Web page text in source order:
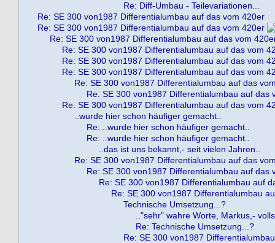
Re: Diff-Umbau - Teilevariationen...
Re: SE 300 von1987 Differentialumbau auf das vom 420er
Re: SE 300 von1987 Differentialumbau auf das vom 420er
Re: SE 300 von1987 Differentialumbau auf das vom
Re: SE 300 von1987 Differentialumbau auf das vom
Re: SE 300 von1987 Differentialumbau auf das vom
Re: SE 300 von1987 Differentialumbau auf das vom
Re: SE 300 von1987 Differentialumbau auf das
Re: SE 300 von1987 Differentialumbau auf das
Re: SE 300 von1987 Differentialumbau auf das vom
..wurde hier schon häufiger gemacht..
Re: ..wurde hier schon häufiger gemacht..
Re: ..wurde hier schon häufiger gemacht..
..das ist uns bekannt,- seit vielen Jahren..
Re: SE 300 von1987 Differentialumbau auf das
Re: SE 300 von1987 Differentialumbau auf das
Re: SE 300 von1987 Differentialumbau auf
Re: SE 300 von1987 Differentialumbau
Technische Umsetzung...?
.."sehr" wahre Worte, Markus,-
Re: Technische Umsetzung...?
Re: SE 300 von1987